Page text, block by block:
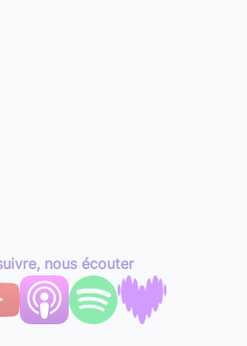
nous écouter